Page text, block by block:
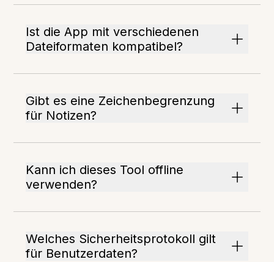
Ist die App mit verschiedenen
Dateiformaten kompatibel?
Gibt es eine Zeichenbegrenzung
für Notizen?
Kann ich dieses Tool offline
verwenden?
Welches Sicherheitsprotokoll gilt
für Benutzerdaten?